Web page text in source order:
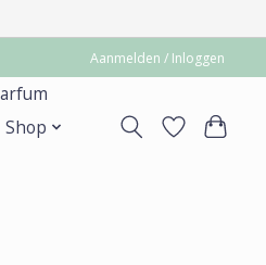
Aanmelden / Inloggen
Shop